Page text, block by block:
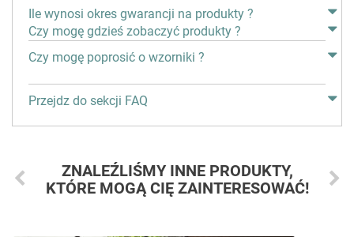
Ile wynosi okres gwarancji na produkty ?
Czy mogę gdzieś zobaczyć produkty ?
Czy mogę poprosić o wzorniki ?
Przejdz do sekcji FAQ
ZNALEŹLIŚMY INNE PRODUKTY,
KTÓRE MOGĄ CIĘ ZAINTERESOWAĆ!